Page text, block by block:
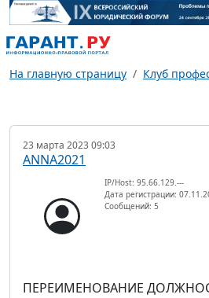
На главную страницу Клуб
23 марта 2023 09:03
ANNA2021
IP/Host: 95.66.129.---
Дата регистрации:
Сообщений: 5
ПЕРЕИМЕНОВАНИЕ